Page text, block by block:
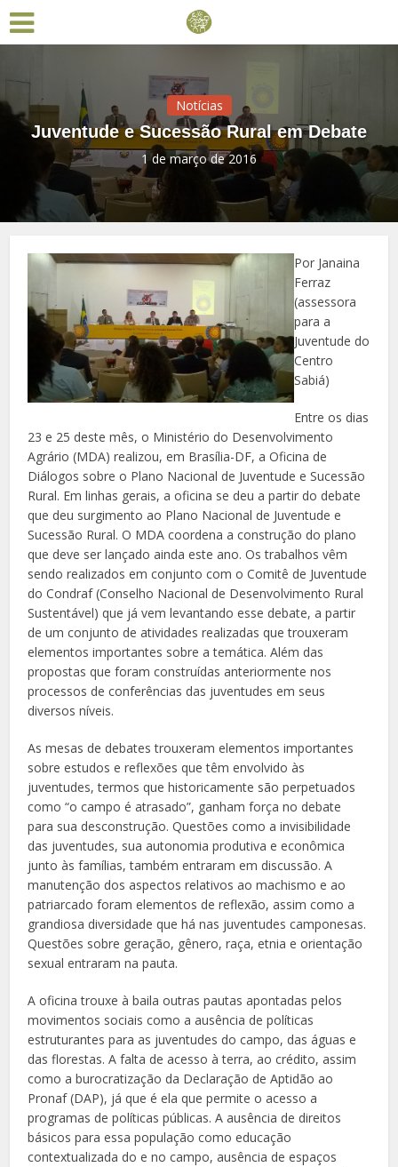
Notícias
Juventude e Sucessão Rural em Debate
1 de março de 2016
Por Janaina
Ferraz
(assessora
para a
Juventude do
Centro
Sabiá)
Entre os dias
23 e 25 deste mês, o Ministério do Desenvolvimento
Agrário (MDA) realizou, em Brasília-DF, a Oficina de
Diálogos sobre o Plano Nacional de Juventude e Sucessão
Rural. Em linhas gerais, a oficina se deu a partir do debate
que deu surgimento ao Plano Nacional de Juventude e
Sucessão Rural. O MDA coordena a construção do plano
que deve ser lançado ainda este ano. Os trabalhos vêm
sendo realizados em conjunto com o Comitê de Juventude
do Condraf (Conselho Nacional de Desenvolvimento Rural
Sustentável) que já vem levantando esse debate, a partir
de um conjunto de atividades realizadas que trouxeram
elementos importantes sobre a temática. Além das
propostas que foram construídas anteriormente nos
processos de conferências das juventudes em seus
diversos níveis.
As mesas de debates trouxeram elementos importantes
sobre estudos e reflexões que têm envolvido às
juventudes, termos que historicamente são perpetuados
como “o campo é atrasado”, ganham força no debate
para sua desconstrução. Questões como a invisibilidade
das juventudes, sua autonomia produtiva e econômica
junto às famílias, também entraram em discussão. A
manutenção dos aspectos relativos ao machismo e ao
patriarcado foram elementos de reflexão, assim como a
grandiosa diversidade que há nas juventudes camponesas.
Questões sobre geração, gênero, raça, etnia e orientação
sexual entraram na pauta.
A oficina trouxe à baila outras pautas apontadas pelos
movimentos sociais como a ausência de políticas
estruturantes para as juventudes do campo, das águas e
das florestas. A falta de acesso à terra, ao crédito, assim
como a burocratização da Declaração de Aptidão ao
Pronaf (DAP), já que é ela que permite o acesso a
programas de políticas públicas. A ausência de direitos
básicos para essa população como educação
contextualizada do e no campo, ausência de espaços